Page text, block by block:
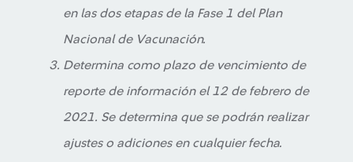
en las dos etapas de la Fase 1 del Plan
Nacional de Vacunación.
Determina como plazo de vencimiento de
reporte de información el 12 de febrero de
2021. Se determina que se podrán realizar
ajustes o adiciones en cualquier fecha.